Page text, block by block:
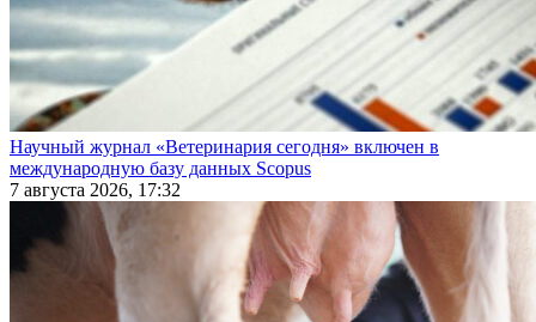
Научный журнал «Ветеринария сегодня» включен в
международную базу данных Scopus
7 августа 2026, 17:32